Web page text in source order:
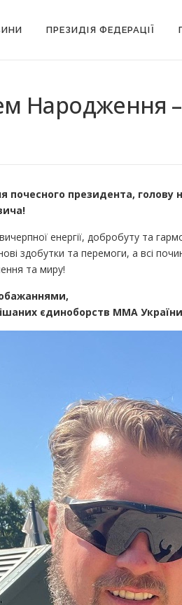
ПРЕЗИДІЯ ФЕДЕРАЦІЇ
Народження
почесного президента, голову
енергії, добробуту та
здобутки та перемоги, а всі
та миру!
єдиноборств ММА України